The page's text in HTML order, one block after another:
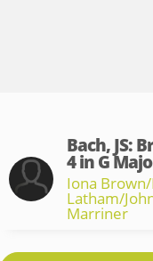
Bach, JS:
4 in G
Iona
Latham/
Marriner